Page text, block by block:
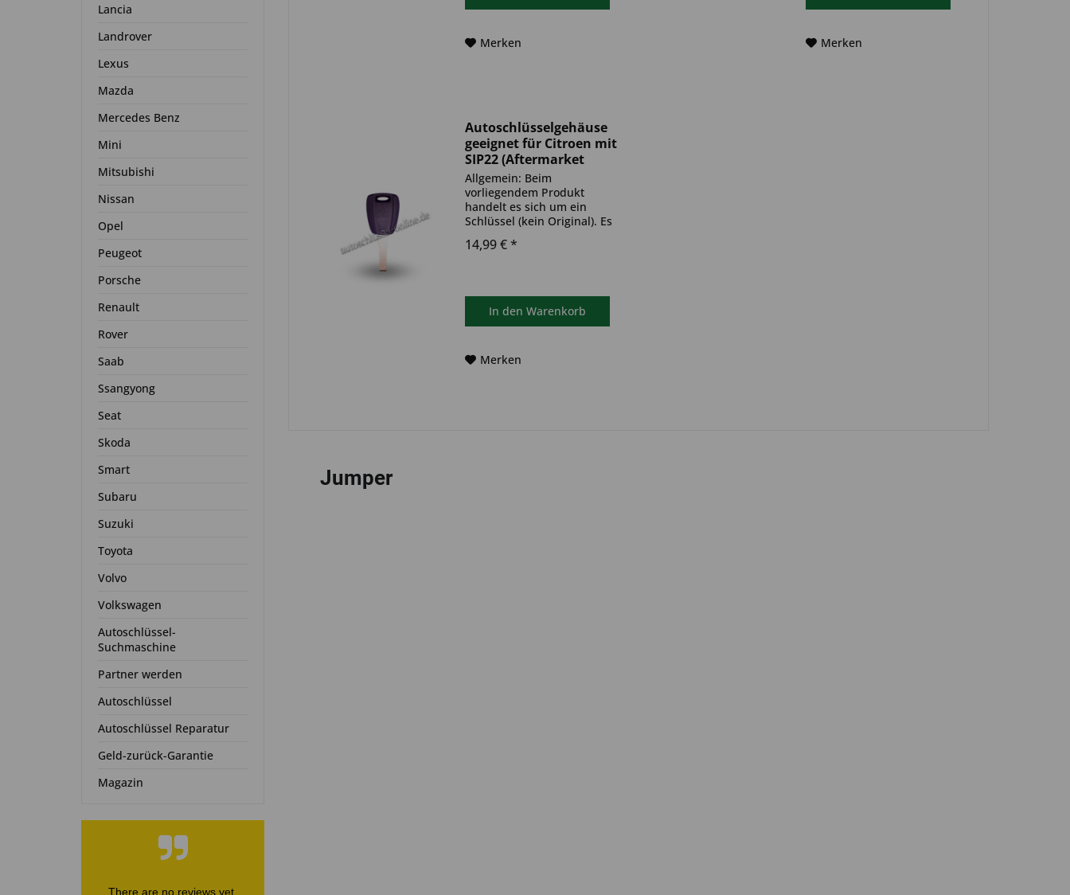
Lancia
Landrover
Lexus
Mazda
Mercedes Benz
Mini
Mitsubishi
Nissan
Opel
Peugeot
Porsche
Renault
Rover
Saab
Ssangyong
Seat
Skoda
Smart
Subaru
Suzuki
Toyota
Volvo
Volkswagen
Autoschlüssel-
Suchmaschine
Partner werden
Autoschlüssel
Autoschlüssel Reparatur
Geld-zurück-Garantie
Magazin
There are no reviews yet.
Merken Merken
Autoschlüsselgehäuse
geeignet für Citroen mit
SIP22 (Aftermarket
Produkt)
Allgemein: Beim
vorliegendem Produkt
handelt es sich um ein
Schlüssel (kein Original). Es
noch eine Wegfahrsperre
ideal zum Austausch
beschädigter oder...
14,99 € *
In den Warenkorb
Merken
Jumper